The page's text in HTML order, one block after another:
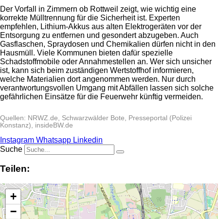
Der Vorfall in Zimmern ob Rottweil zeigt, wie wichtig eine
korrekte Mülltrennung für die Sicherheit ist. Experten
empfehlen, Lithium-Akkus aus alten Elektrogeräten vor der
Entsorgung zu entfernen und gesondert abzugeben. Auch
Gasflaschen, Spraydosen und Chemikalien dürfen nicht in den
Hausmüll. Viele Kommunen bieten dafür spezielle
Schadstoffmobile oder Annahmestellen an. Wer sich unsicher
ist, kann sich beim zuständigen Wertstoffhof informieren,
welche Materialien dort angenommen werden. Nur durch
verantwortungsvollen Umgang mit Abfällen lassen sich solche
gefährlichen Einsätze für die Feuerwehr künftig vermeiden.
Quellen: NRWZ.de, Schwarzwälder Bote, Presseportal (Polizei
Konstanz), insideBW.de
Instagram Whatsapp Linkedin
Suche
Teilen:
+
−